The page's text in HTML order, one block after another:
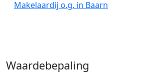
Makelaardij o.g. in Baarn
Waardebepaling